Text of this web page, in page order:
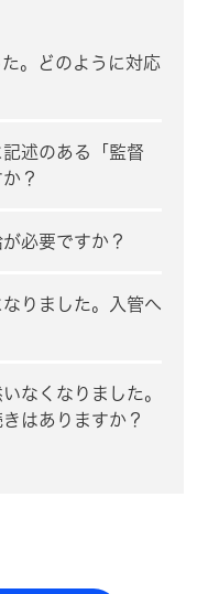
。どのように対応
述のある「監督
？
必要ですか？
りました。入管へ
なくなりました。
はありますか？